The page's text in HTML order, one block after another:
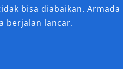
bisa diabaikan. Armada
berjalan lancar.